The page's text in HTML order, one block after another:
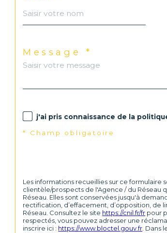
Message *
j'ai pris connaissance de la
* Champ obligatoire
Les informations recueillies sur ce
clientèle/prospects de l'Agence / du Réseau
Réseau. Elles sont conservées jusqu'à
rectification, d’effacement, d’opposition,
Réseau. Consultez le site https://cnil.fr/fr pour
respectés, vous pouvez adresser une
inscrire ici : https://www.bloctel.gouv.fr .